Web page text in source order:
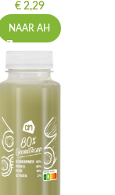
€2,29
NAAR AH